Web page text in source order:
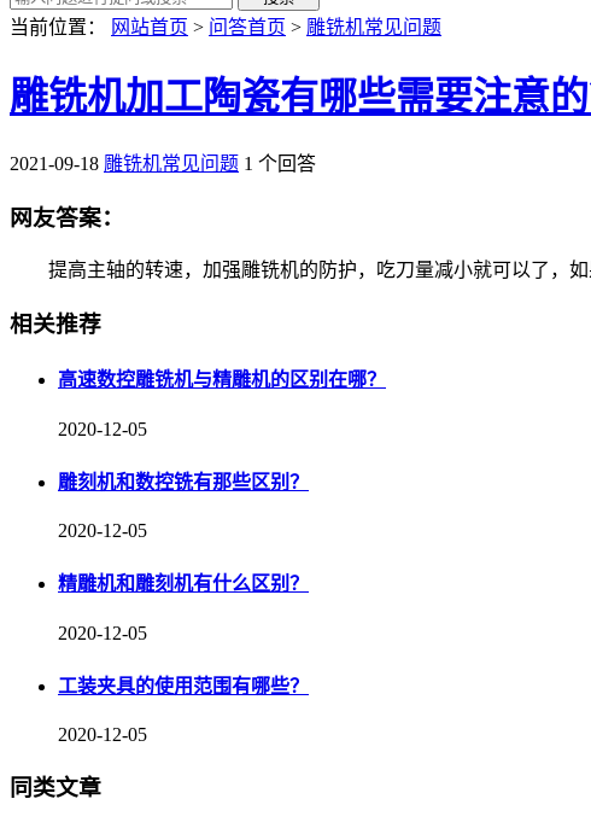
当前位置： 网站首页 > 问答首页 > 雕铣机常见问题
雕铣机加工陶瓷有哪些需要注意的
2021-09-18 雕铣机常见问题 1 个回答
网友答案：
提高主轴的转速，加强雕铣机的防护，吃刀量减小就可以了，
相关推荐
高速数控雕铣机与精雕机的区别在哪？
2020-12-05
雕刻机和数控铣有那些区别？
2020-12-05
精雕机和雕刻机有什么区别？
2020-12-05
工装夹具的使用范围有哪些？
2020-12-05
同类文章